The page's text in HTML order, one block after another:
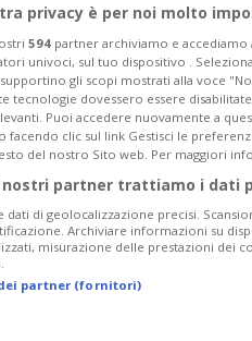
privacy è per noi molto
594 partner archiviamo e
univoci, sul tuo dispositivo .
gli scopi mostrati alla voce
tecnologie dovessero essere
Puoi accedere nuovamente a
facendo clic sul link Gestisci le
del nostro Sito web. Per maggiori
nostri partner trattiamo i dati
dati di geolocalizzazione precisi.
Archiviare informazioni su
misurazione delle prestazioni dei
partner (fornitori)